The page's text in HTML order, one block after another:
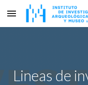
Skip to main content
Lineas de